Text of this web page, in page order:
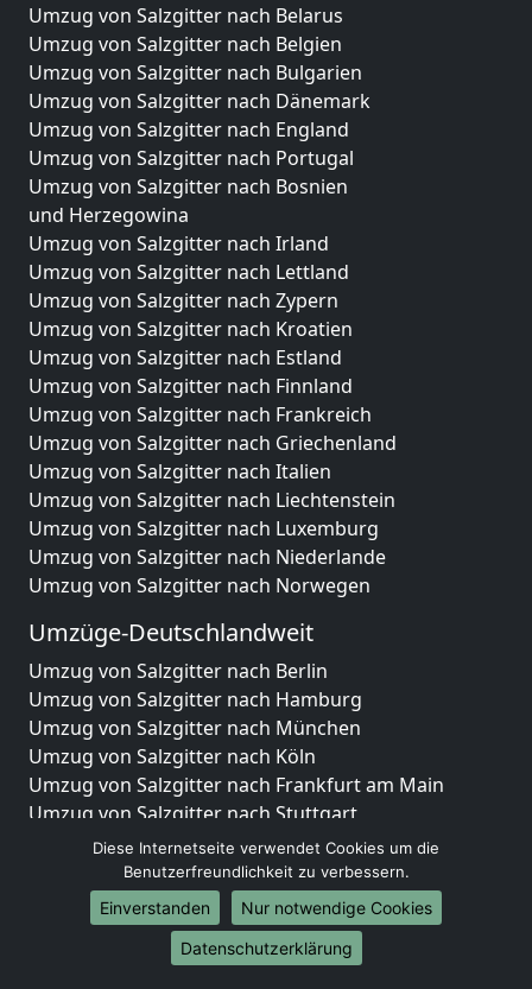
Umzug von Salzgitter nach Belarus
Umzug von Salzgitter nach Belgien
Umzug von Salzgitter nach Bulgarien
Umzug von Salzgitter nach Dänemark
Umzug von Salzgitter nach England
Umzug von Salzgitter nach Portugal
Umzug von Salzgitter nach Bosnien
und Herzegowina
Umzug von Salzgitter nach Irland
Umzug von Salzgitter nach Lettland
Umzug von Salzgitter nach Zypern
Umzug von Salzgitter nach Kroatien
Umzug von Salzgitter nach Estland
Umzug von Salzgitter nach Finnland
Umzug von Salzgitter nach Frankreich
Umzug von Salzgitter nach Griechenland
Umzug von Salzgitter nach Italien
Umzug von Salzgitter nach Liechtenstein
Umzug von Salzgitter nach Luxemburg
Umzug von Salzgitter nach Niederlande
Umzug von Salzgitter nach Norwegen
Umzüge-Deutschlandweit
Umzug von Salzgitter nach Berlin
Umzug von Salzgitter nach Hamburg
Umzug von Salzgitter nach München
Umzug von Salzgitter nach Köln
Umzug von Salzgitter nach Frankfurt am Main
Umzug von Salzgitter nach Stuttgart
Umzug von Salzgitter nach Düsseldorf
Umzug von Salzgitter nach Leipzig
Umzug von Salzgitter nach Dortmund
Umzug von Salzgitter nach Essen
Umzug von Salzgitter nach Bremen
Diese Internetseite verwendet Cookies um die
Benutzerfreundlichkeit zu verbessern.
Einverstanden
Nur notwendige Cookies
Datenschutzerklärung